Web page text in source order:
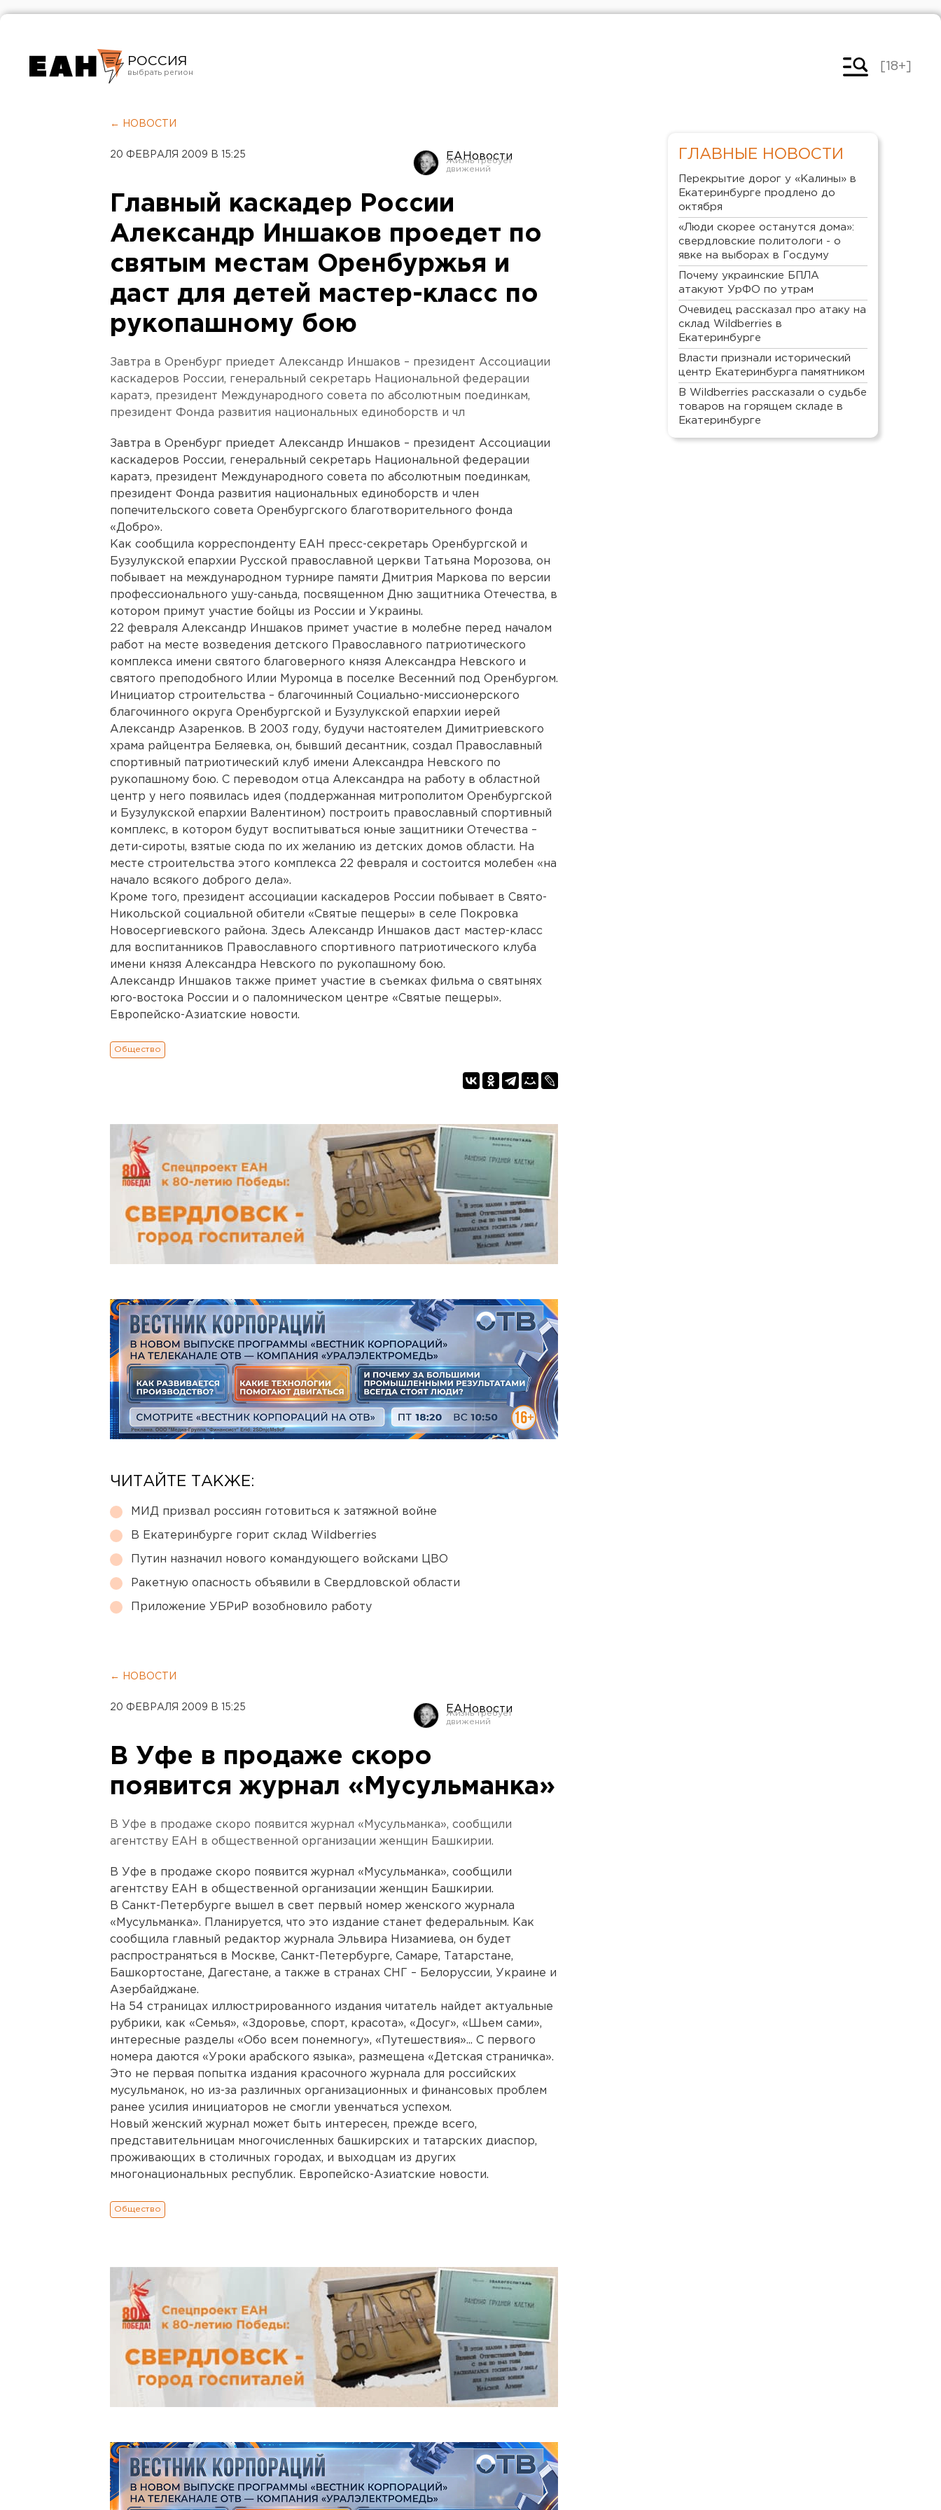
РОССИЯ
Челябинск
[18+]
← НОВОСТИ
20 ФЕВРАЛЯ 2009 В 15:25 ЕАНовости
Главный каскадер России
Александр Иншаков проедет по
святым местам Оренбуржья и
даст для детей мастер-класс по
рукопашному бою
Завтра в Оренбург приедет Александр Иншаков – президент Ассоциации
каскадеров России, генеральный секретарь Национальной федерации
каратэ, президент Международного совета по абсолютным поединкам,
президент Фонда развития национальных единоборств и чл
Завтра в Оренбург приедет Александр Иншаков – президент Ассоциации
каскадеров России, генеральный секретарь Национальной федерации
каратэ, президент Международного совета по абсолютным поединкам,
президент Фонда развития национальных единоборств и член
попечительского совета Оренбургского благотворительного фонда
«Добро».
Как сообщила корреспонденту ЕАН пресс-секретарь Оренбургской и
Бузулукской епархии Русской православной церкви Татьяна Морозова, он
побывает на международном турнире памяти Дмитрия Маркова по версии
профессионального ушу-саньда, посвященном Дню защитника Отечества, в
котором примут участие бойцы из России и Украины.
22 февраля Александр Иншаков примет участие в молебне перед началом
работ на месте возведения детского Православного патриотического
комплекса имени святого благоверного князя Александра Невского и
святого преподобного Илии Муромца в поселке Весенний под Оренбургом.
Инициатор строительства – благочинный Социально-миссионерского
благочинного округа Оренбургской и Бузулукской епархии иерей
Александр Азаренков. В 2003 году, будучи настоятелем Димитриевского
храма райцентра Беляевка, он, бывший десантник, создал Православный
спортивный патриотический клуб имени Александра Невского по
рукопашному бою. С переводом отца Александра на работу в областной
центр у него появилась идея (поддержанная митрополитом Оренбургской
и Бузулукской епархии Валентином) построить православный спортивный
комплекс, в котором будут воспитываться юные защитники Отечества –
дети-сироты, взятые сюда по их желанию из детских домов области. На
месте строительства этого комплекса 22 февраля и состоится молебен «на
начало всякого доброго дела».
Кроме того, президент ассоциации каскадеров России побывает в Свято-
Никольской социальной обители «Святые пещеры» в селе Покровка
Новосергиевского района. Здесь Александр Иншаков даст мастер-класс
для воспитанников Православного спортивного патриотического клуба
имени князя Александра Невского по рукопашному бою.
Александр Иншаков также примет участие в съемках фильма о святынях
юго-востока России и о паломническом центре «Святые пещеры».
Европейско-Азиатские новости.
Общество
ЧИТАЙТЕ ТАКЖЕ:
МИД призвал россиян готовиться к затяжной войне
В Екатеринбурге горит склад Wildberries
Путин назначил нового командующего войсками ЦВО
Ракетную опасность объявили в Свердловской области
Приложение УБРиР возобновило работу
← НОВОСТИ
20 ФЕВРАЛЯ 2009 В 15:25 ЕАНовости
В Уфе в продаже скоро
появится журнал «Мусульманка»
В Уфе в продаже скоро появится журнал «Мусульманка», сообщили
агентству ЕАН в общественной организации женщин Башкирии.
В Уфе в продаже скоро появится журнал «Мусульманка», сообщили
агентству ЕАН в общественной организации женщин Башкирии.
В Санкт-Петербурге вышел в свет первый номер женского журнала
«Мусульманка». Планируется, что это издание станет федеральным. Как
сообщила главный редактор журнала Эльвира Низамиева, он будет
распространяться в Москве, Санкт-Петербурге, Самаре, Татарстане,
Башкортостане, Дагестане, а также в странах СНГ – Белоруссии, Украине и
Азербайджане.
На 54 страницах иллюстрированного издания читатель найдет актуальные
рубрики, как «Семья», «Здоровье, спорт, красота», «Досуг», «Шьем сами»,
интересные разделы «Обо всем понемногу», «Путешествия»... С первого
номера даются «Уроки арабского языка», размещена «Детская страничка».
Это не первая попытка издания красочного журнала для российских
мусульманок, но из-за различных организационных и финансовых проблем
ранее усилия инициаторов не смогли увенчаться успехом.
Новый женский журнал может быть интересен, прежде всего,
представительницам многочисленных башкирских и татарских диаспор,
проживающих в столичных городах, и выходцам из других
многонациональных республик. Европейско-Азиатские новости.
Общество
ГЛАВНЫЕ НОВОСТИ
Перекрытие дорог у «Калины» в
Екатеринбурге продлено до
октября
«Люди скорее останутся дома»:
свердловские политологи - о
явке на выборах в Госдуму
Почему украинские БПЛА
атакуют УрФО по утрам
Очевидец рассказал про атаку на
склад Wildberries в
Екатеринбурге
Власти признали исторический
центр Екатеринбурга памятником
В Wildberries рассказали о судьбе
товаров на горящем складе в
Екатеринбурге